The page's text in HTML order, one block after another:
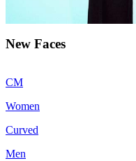
New Faces
CM
Women
Curved
Men